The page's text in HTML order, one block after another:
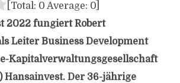
[Total: 0 Average: 0]
2022 fungiert Robert
Leiter Business Development
Kapitalverwaltungsgesellschaft
Hansainvest. Der 36-jährige